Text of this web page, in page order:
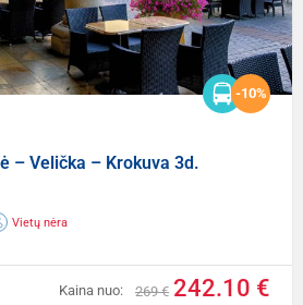
-10%
– Velička – Krokuva 3d.
Vietų nėra
Kaina nuo: 269 € 242.10 €